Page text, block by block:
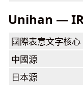
Unihan —
國際表意文字核心
中國源
日本源